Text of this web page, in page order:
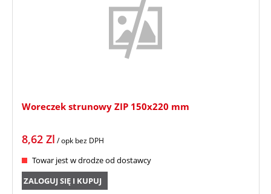
Woreczek strunowy ZIP 150x220 mm
8,62 Zl / opk bez DPH
Towar jest w drodze od dostawcy
ZALOGUJ SIĘ I KUPUJ